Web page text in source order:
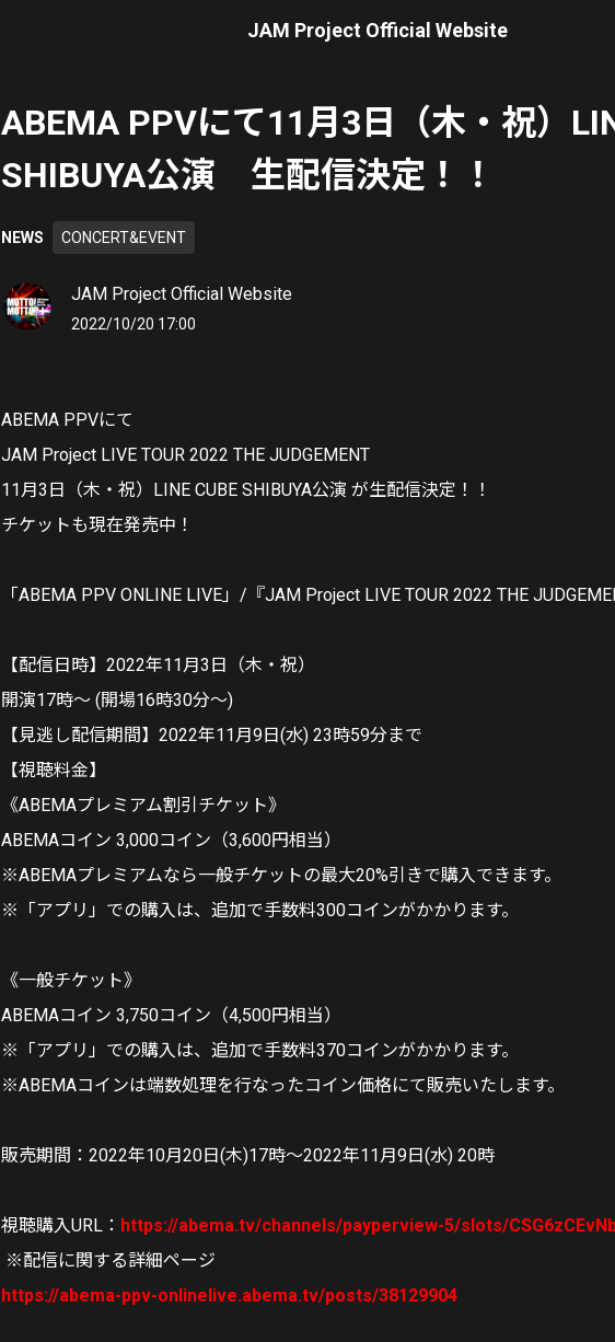
JAM Project Official Website
ABEMA PPVにて11月3日（木・祝）
SHIBUYA公演 生配信決定！！
NEWS CONCERT&EVENT
JAM Project Official Website
2022/10/20 17:00
ABEMA PPVにて
JAM Project LIVE TOUR 2022 THE JUDGEMENT
11月3日（木・祝）LINE CUBE SHIBUYA公演 が生配信決定！！
チケットも現在発売中！
「ABEMA PPV ONLINE LIVE」/『JAM Project LIVE TOUR 2022 THE
【配信日時】2022年11月3日（木・祝）
開演17時〜 (開場16時30分～)
【見逃し配信期間】2022年11月9日(水) 23時59分まで
【視聴料金】
《ABEMAプレミアム割引チケット》
ABEMAコイン 3,000コイン（3,600円相当）
※ABEMAプレミアムなら一般チケットの最大20%引きで購入できます。
※「アプリ」での購入は、追加で手数料300コインがかかります。
《一般チケット》
ABEMAコイン 3,750コイン（4,500円相当）
※「アプリ」での購入は、追加で手数料370コインがかかります。
※ABEMAコインは端数処理を行なったコイン価格にて販売いたします。
販売期間：2022年10月20日(木)17時～2022年11月9日(水) 20時
視聴購入URL： https://abema.tv/channels/payperview-5/slots/
※配信に関する詳細ページ
https://abema-ppv-onlinelive.abema.tv/posts/38129904